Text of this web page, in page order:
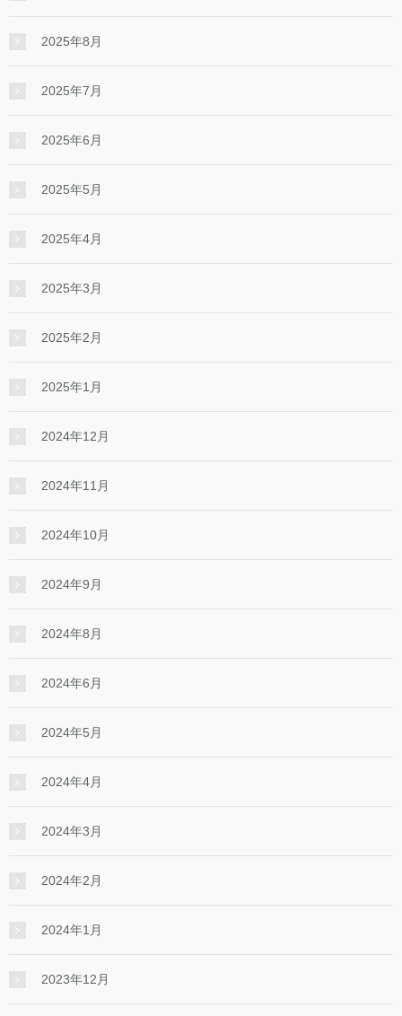
2025年8月
2025年7月
2025年6月
2025年5月
2025年4月
2025年3月
2025年2月
2025年1月
2024年12月
2024年11月
2024年10月
2024年9月
2024年8月
2024年6月
2024年5月
2024年4月
2024年3月
2024年2月
2024年1月
2023年12月